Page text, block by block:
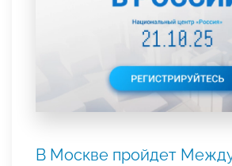
В Москве пройдет